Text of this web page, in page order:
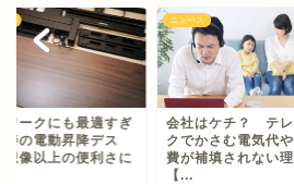
ワークにも最適すぎ
善の電動昇降デス
像以上の便利さに
ニュース
会社はケチ？ テレ
クでかさむ電気代
費が補填されない
【...